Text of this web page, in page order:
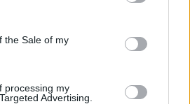
Google and its third-party tags to
specified purposes in below Google
the Sale of my
processing my
Advertising.